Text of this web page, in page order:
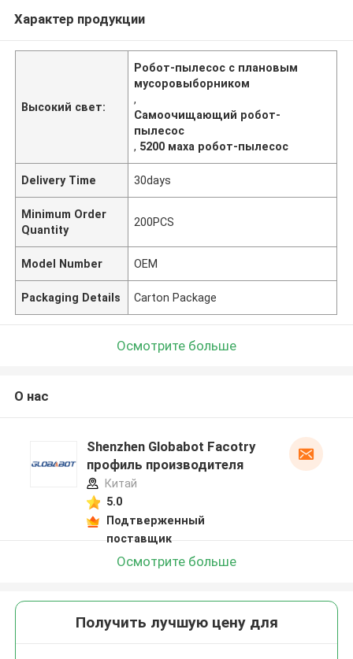
Характер продукции
Высокий свет:
Робот-пылесос с плановым
мусоровыборником
,
Самоочищающий робот-
пылесос
, 5200 маха робот-пылесос
Delivery Time 30days
Minimum Order
Quantity
200PCS
Model Number OEM
Packaging Details Carton Package
Осмотрите больше
О нас
Shenzhen Globabot Facotry
профиль производителя
Китай
5.0
Подтверженный
поставщик
Осмотрите больше
Получить лучшую цену для